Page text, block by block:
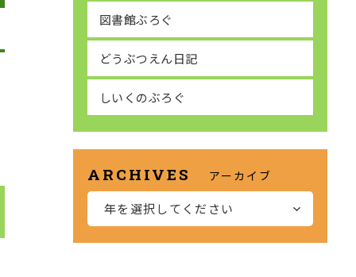
図書館ぶろぐ
どうぶつえん日記
しいくのぶろぐ
アーカイブ
年を選択してください